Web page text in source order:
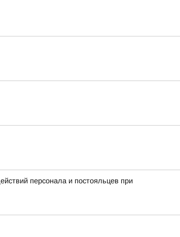
персонала и постояльцев при